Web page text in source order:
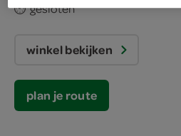
gesloten
winkel bekijken
plan je route